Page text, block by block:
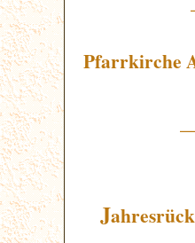
Pfarrkirche
J